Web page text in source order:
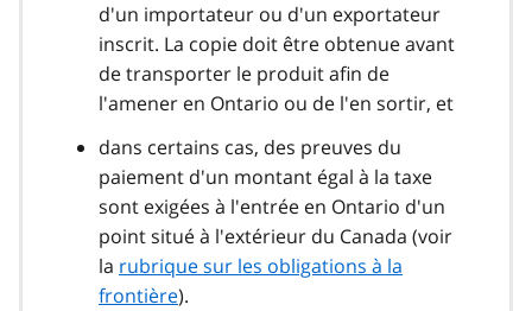
d'un importateur ou d'un exportateur
inscrit. La copie doit être obtenue avant
de transporter le produit afin de
l'amener en Ontario ou de l'en sortir, et
dans certains cas, des preuves du
paiement d'un montant égal à la taxe
sont exigées à l'entrée en Ontario d'un
point situé à l'extérieur du Canada (voir
la rubrique sur les obligations à la
frontière).